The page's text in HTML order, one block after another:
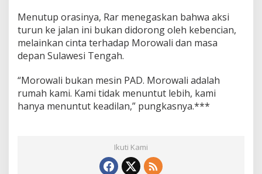
Menutup orasinya, Rar menegaskan bahwa aksi
turun ke jalan ini bukan didorong oleh kebencian,
melainkan cinta terhadap Morowali dan masa
depan Sulawesi Tengah.
“Morowali bukan mesin PAD. Morowali adalah
rumah kami. Kami tidak menuntut lebih, kami
hanya menuntut keadilan,” pungkasnya.***
Ikuti Kami